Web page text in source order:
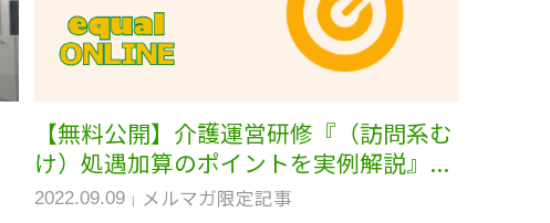
【無料公開】介護運営研修『（訪問系む
け）処遇加算のポイントを実例解説』...
2022.09.09 メルマガ限定記事